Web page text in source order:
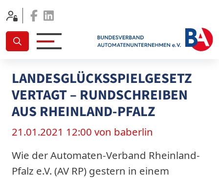
Facebook
LANDESGLÜCKSSPIELGESETZ
VERTAGT – RUNDSCHREIBEN
AUS RHEINLAND-PFALZ
21.01.2021 12:00 von baberlin
Wie der Automaten-Verband Rheinland-
Pfalz e.V. (AV RP) gestern in einem